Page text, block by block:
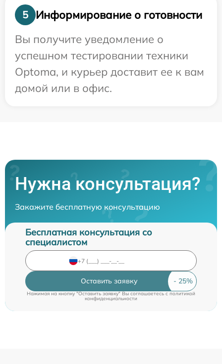
5
Информирование о готовности
Вы получите уведомление о
успешном тестировании техники
Optoma, и курьер доставит ее к вам
домой или в офис.
Нужна консультация?
Закажите бесплатную консультацию
Бесплатная консультация со
специалистом
Оставить заявку
Нажимая на кнопку "Оставить заявку" Вы соглашаетесь cполитикой
конфиденциальности